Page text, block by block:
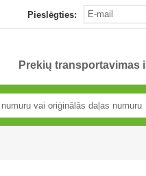
Pieslēgties:
Prekių transportavimas